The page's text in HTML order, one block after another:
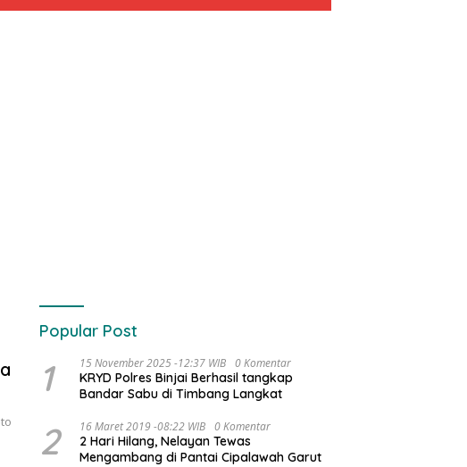
Popular Post
1 15 November 2025 -12:37 WIB 0 Komentar
KRYD Polres Binjai Berhasil tangkap
Bandar Sabu di Timbang Langkat
2 16 Maret 2019 -08:22 WIB 0 Komentar
2 Hari Hilang, Nelayan Tewas
Mengambang di Pantai Cipalawah Garut